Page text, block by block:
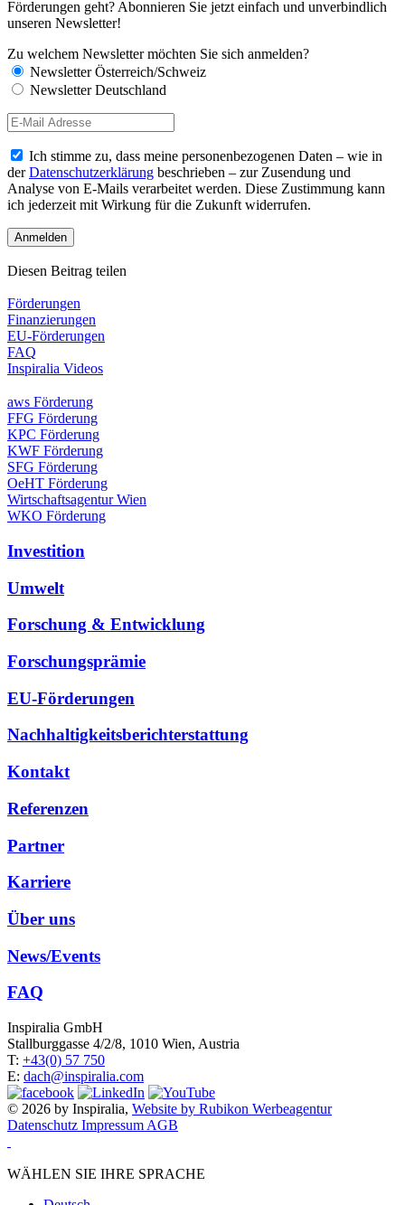
Förderungen geht? Abonnieren Sie jetzt einfach und unverbindlich
unseren Newsletter!
Zu welchem Newsletter möchten Sie sich anmelden?
Newsletter Österreich/Schweiz
Newsletter Deutschland
Ich stimme zu, dass meine personenbezogenen Daten – wie in
derDatenschutzerklärung beschrieben – zur Zusendung und
Analyse von E-Mails verarbeitet werden. Diese Zustimmung kann
ich jederzeit mit Wirkung für die Zukunft widerrufen.
Diesen Beitrag teilen
Förderungen
Finanzierungen
EU-Förderungen
FAQ
Inspiralia Videos
aws Förderung
FFG Förderung
KPC Förderung
KWF Förderung
SFG Förderung
OeHT Förderung
Wirtschaftsagentur Wien
WKO Förderung
Investition
Umwelt
Forschung & Entwicklung
Forschungsprämie
EU-Förderungen
Nachhaltigkeitsberichterstattung
Kontakt
Referenzen
Partner
Karriere
Über uns
News/Events
FAQ
Inspiralia GmbH
Stallburggasse 4/2/8, 1010 Wien, Austria
T: +43(0) 57 750
E: dach@inspiralia.com
© 2026 by Inspiralia, Website by Rubikon Werbeagentur
Datenschutz Impressum AGB
WÄHLEN SIE IHRE SPRACHE